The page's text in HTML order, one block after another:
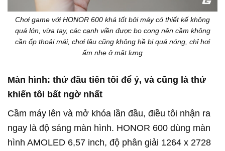
Chơi game với HONOR 600 khá tốt bởi máy có thiết kế không
quá lớn, vừa tay, các cạnh viền được bo cong nên cầm không
cần ốp thoải mái, chơi lâu cũng không hề bị quá nóng, chỉ hơi
ấm nhẹ ở mặt lưng
Màn hình: thứ đầu tiên tôi để ý, và cũng là thứ
khiến tôi bất ngờ nhất
Cầm máy lên và mở khóa lần đầu, điều tôi nhận ra
ngay là độ sáng màn hình. HONOR 600 dùng màn
hình AMOLED 6,57 inch, độ phân giải 1264 x 2728